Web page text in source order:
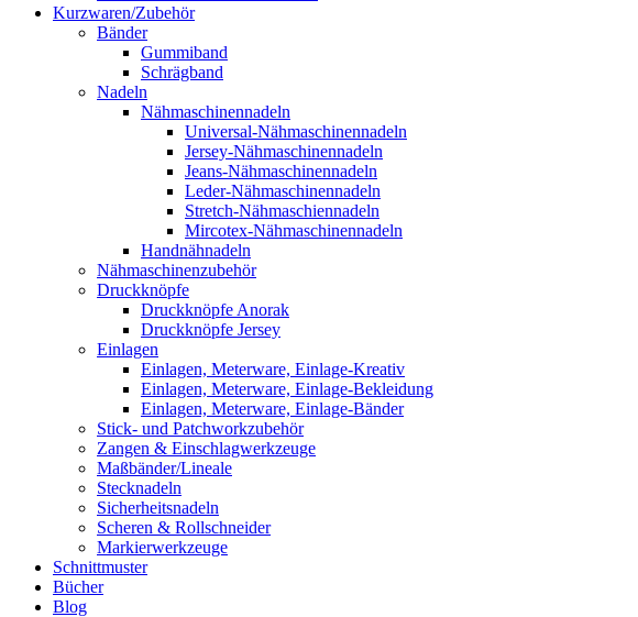
Kurzwaren/Zubehör
Bänder
Gummiband
Schrägband
Nadeln
Nähmaschinennadeln
Universal-Nähmaschinennadeln
Jersey-Nähmaschinennadeln
Jeans-Nähmaschinennadeln
Leder-Nähmaschinennadeln
Stretch-Nähmaschiennadeln
Mircotex-Nähmaschinennadeln
Handnähnadeln
Nähmaschinenzubehör
Druckknöpfe
Druckknöpfe Anorak
Druckknöpfe Jersey
Einlagen
Einlagen, Meterware, Einlage-Kreativ
Einlagen, Meterware, Einlage-Bekleidung
Einlagen, Meterware, Einlage-Bänder
Stick- und Patchworkzubehör
Zangen & Einschlagwerkzeuge
Maßbänder/Lineale
Stecknadeln
Sicherheitsnadeln
Scheren & Rollschneider
Markierwerkzeuge
Schnittmuster
Bücher
Blog